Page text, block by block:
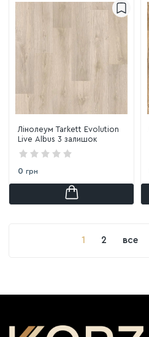
Лінолеум Tarkett Evolution
Live Albus 3 залишок
0 грн
1 2 все